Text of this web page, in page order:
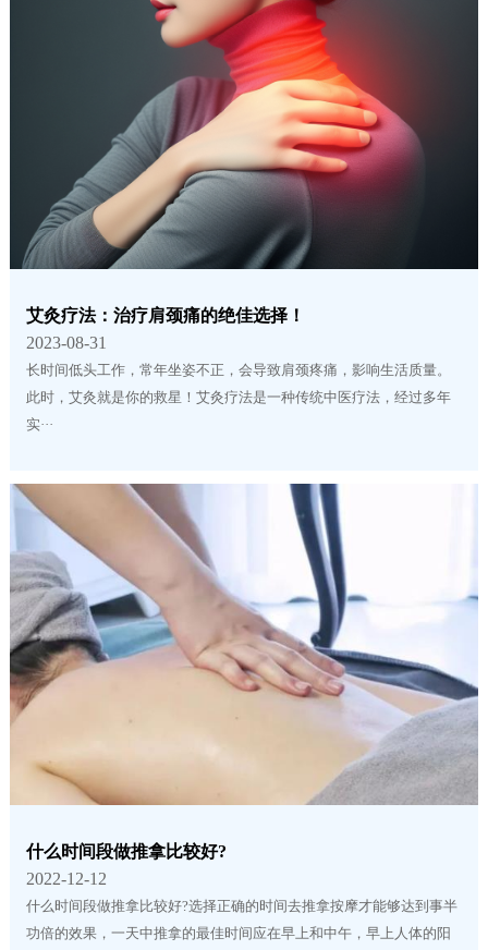
艾灸疗法：治疗肩颈痛的绝佳选择！
2023-08-31
长时间低头工作，常年坐姿不正，会导致肩颈疼痛，影响生活质量。
此时，艾灸就是你的救星！艾灸疗法是一种传统中医疗法，经过多年
实···
什么时间段做推拿比较好?
2022-12-12
什么时间段做推拿比较好?选择正确的时间去推拿按摩才能够达到事半
功倍的效果，一天中推拿的最佳时间应在早上和中午，早上人体的阳